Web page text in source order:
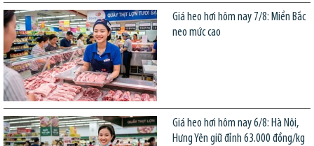
Giá heo hơi hôm nay 7/8: Miền Bắc
neo mức cao
Giá heo hơi hôm nay 6/8: Hà Nội,
Hưng Yên giữ đỉnh 63.000 đồng/kg